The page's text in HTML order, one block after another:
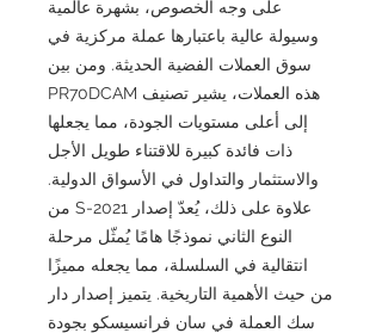
على وجه الخصوص، بشهرة عالمية
وسيولة عالية باعتبارها عملة مركزية في
سوق العملات الفضية الحديثة. ومن بين
هذه العملات، يشير تصنيف PR70DCAM
إلى أعلى مستويات الجودة، مما يجعلها
ذات فائدة كبيرة للاقتناء طويل الأجل
والاستثمار والتداول في الأسواق الدولية.
علاوة على ذلك، يُعدّ إصدار 2021-S من
النوع الثاني نموذجًا هامًا يُمثّل مرحلة
انتقالية في السلسلة، مما يجعله مميزًا
من حيث الأهمية التاريخية. يتميز إصدار دار
سك العملة في سان فرانسيسكو بجودة